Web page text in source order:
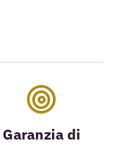
Garanzia di